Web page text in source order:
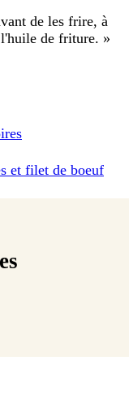
de les frire, à
de friture. »
et filet de boeuf